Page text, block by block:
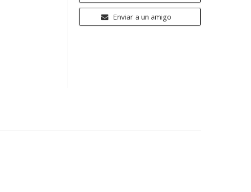
Enviar a un amigo